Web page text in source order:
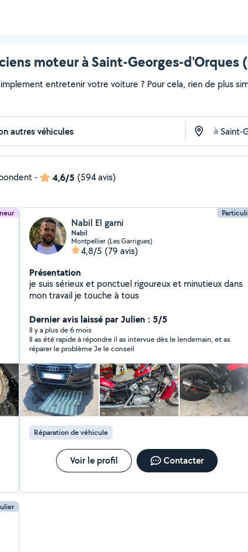
moteur à Saint-Georges-d'Orques
entretenir votre voiture ? Pour cela, rien de plus
à
- 4,6/5 (594 avis)
Nabil El garni
Nabil
Montpellier (Les Garrigues)
4,8/5 (79 avis)
Présentation
je suis sérieux et ponctuel rigoureux et minutieux dans
mon travail je touche à tous
Dernier avis laissé par Julien : 5/5
Il y a plus de 6 mois
Il as été rapide à répondre il as intervue dès le lendemain, et as
réparer le problème Je le conseil
Réparation de véhicule
Voir le profil Contacter